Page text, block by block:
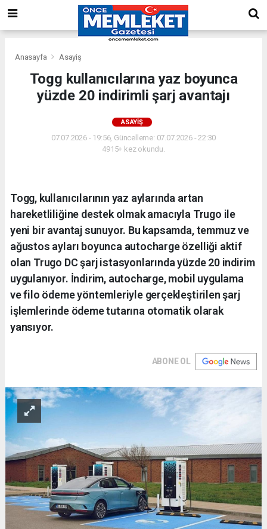
Anasayfa Asayiş
Togg kullanıcılarına yaz boyunca
yüzde 20 indirimli şarj avantajı
ASAYIŞ
07.07.2026 - 19:56, Güncelleme: 07.07.2026 - 22:30
4915+ kez okundu.
Togg, kullanıcılarının yaz aylarında artan
hareketliliğine destek olmak amacıyla Trugo ile
yeni bir avantaj sunuyor. Bu kapsamda, temmuz ve
ağustos ayları boyunca autocharge özelliği aktif
olan Trugo DC şarj istasyonlarında yüzde 20 indirim
uygulanıyor. İndirim, autocharge, mobil uygulama
ve filo ödeme yöntemleriyle gerçekleştirilen şarj
işlemlerinde ödeme tutarına otomatik olarak
yansıyor.
ABONE OL